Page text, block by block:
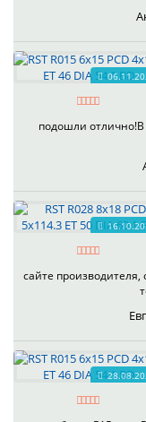
подошли отлично!В
сайте